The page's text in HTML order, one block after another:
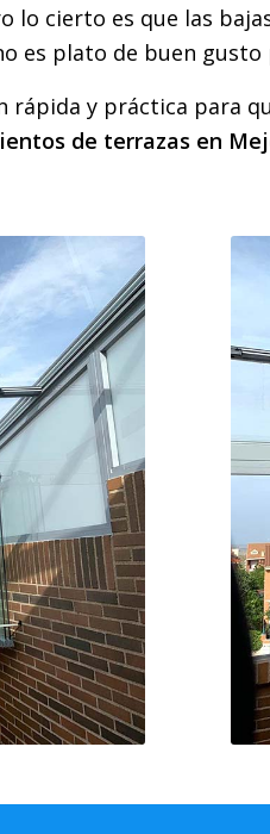
lo cierto es que las
es plato de buen gusto
rápida y práctica para
de terrazas en